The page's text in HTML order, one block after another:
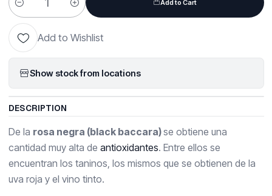
Quantity
Add to Cart
Add to Wishlist
Show stock from locations
DESCRIPTION
De la rosa negra (black baccara)se obtiene una
cantidad muy alta de antioxidantes. Entre ellos se
encuentran los taninos, los mismos que se obtienen de la
uva roja y el vino tinto.